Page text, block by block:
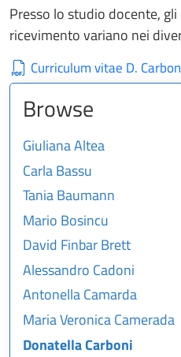
Presso lo studio docente,
ricevimento variano nei
Curriculum vitae D.
Browse
Giuliana Altea
Carla Bassu
Tania Baumann
Mario Bosincu
David Finbar Brett
Alessandro Cadoni
Antonella Camarda
Maria Veronica Camerada
Donatella Carboni